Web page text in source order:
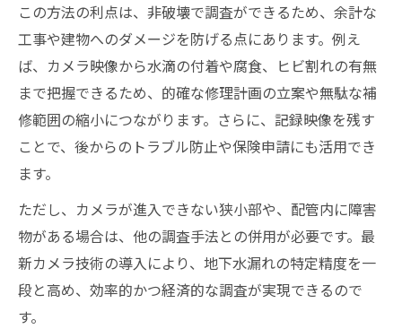
この方法の利点は、非破壊で調査ができるため、余計な
工事や建物へのダメージを防げる点にあります。例え
ば、カメラ映像から水滴の付着や腐食、ヒビ割れの有無
まで把握できるため、的確な修理計画の立案や無駄な補
修範囲の縮小につながります。さらに、記録映像を残す
ことで、後からのトラブル防止や保険申請にも活用でき
ます。
ただし、カメラが進入できない狭小部や、配管内に障害
物がある場合は、他の調査手法との併用が必要です。最
新カメラ技術の導入により、地下水漏れの特定精度を一
段と高め、効率的かつ経済的な調査が実現できるので
す。